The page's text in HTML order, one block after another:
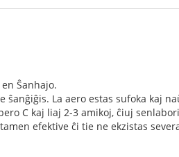
Ŝanhajo.
La aero estas sufoka kaj
C kaj liaj 2-3 amikoj, ĉiuj
efektive ĉi tie ne ekzistas